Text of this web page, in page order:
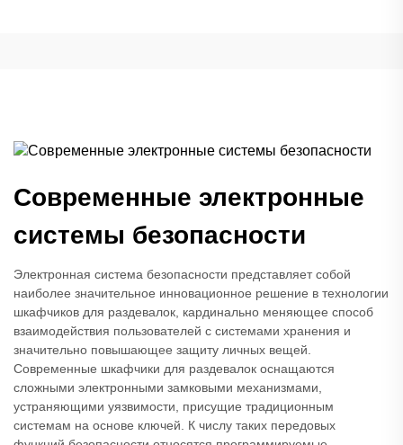
Современные электронные
системы безопасности
Электронная система безопасности представляет собой
наиболее значительное инновационное решение в технологии
шкафчиков для раздевалок, кардинально меняющее способ
взаимодействия пользователей с системами хранения и
значительно повышающее защиту личных вещей.
Современные шкафчики для раздевалок оснащаются
сложными электронными замковыми механизмами,
устраняющими уязвимости, присущие традиционным
системам на основе ключей. К числу таких передовых